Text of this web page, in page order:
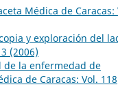
Médica de Caracas:
y exploración del
(2006)
de la enfermedad de
de Caracas: Vol. 118